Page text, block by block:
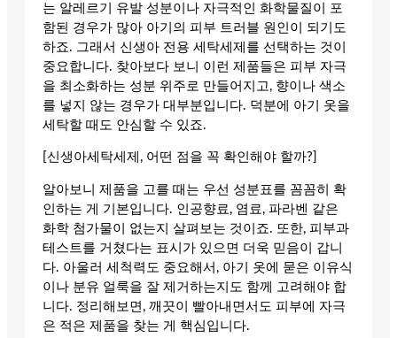
는 알레르기 유발 성분이나 자극적인 화학물질이 포
함된 경우가 많아 아기의 피부 트러블 원인이 되기도
하죠. 그래서 신생아 전용 세탁세제를 선택하는 것이
중요합니다. 찾아보다 보니 이런 제품들은 피부 자극
을 최소화하는 성분 위주로 만들어지고, 향이나 색소
를 넣지 않는 경우가 대부분입니다. 덕분에 아기 옷을
세탁할 때도 안심할 수 있죠.
[신생아세탁세제, 어떤 점을 꼭 확인해야 할까?]
알아보니 제품을 고를 때는 우선 성분표를 꼼꼼히 확
인하는 게 기본입니다. 인공향료, 염료, 파라벤 같은
화학 첨가물이 없는지 살펴보는 것이죠. 또한, 피부과
테스트를 거쳤다는 표시가 있으면 더욱 믿음이 갑니
다. 아울러 세척력도 중요해서, 아기 옷에 묻은 이유식
이나 분유 얼룩을 잘 제거하는지도 함께 고려해야 합
니다. 정리해보면, 깨끗이 빨아내면서도 피부에 자극
은 적은 제품을 찾는 게 핵심입니다.